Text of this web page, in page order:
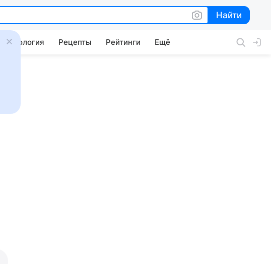
Найти
Найти
Психология Рецепты Рейтинги Ещё